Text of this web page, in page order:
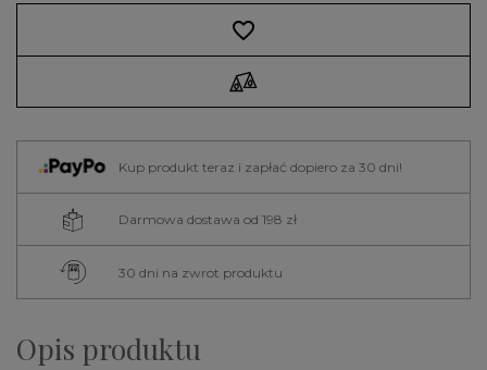
favorite_border
Kup produkt teraz i zapłać dopiero za 30 dni!
Darmowa dostawa od 198 zł
30 dni na zwrot produktu
Opis produktu